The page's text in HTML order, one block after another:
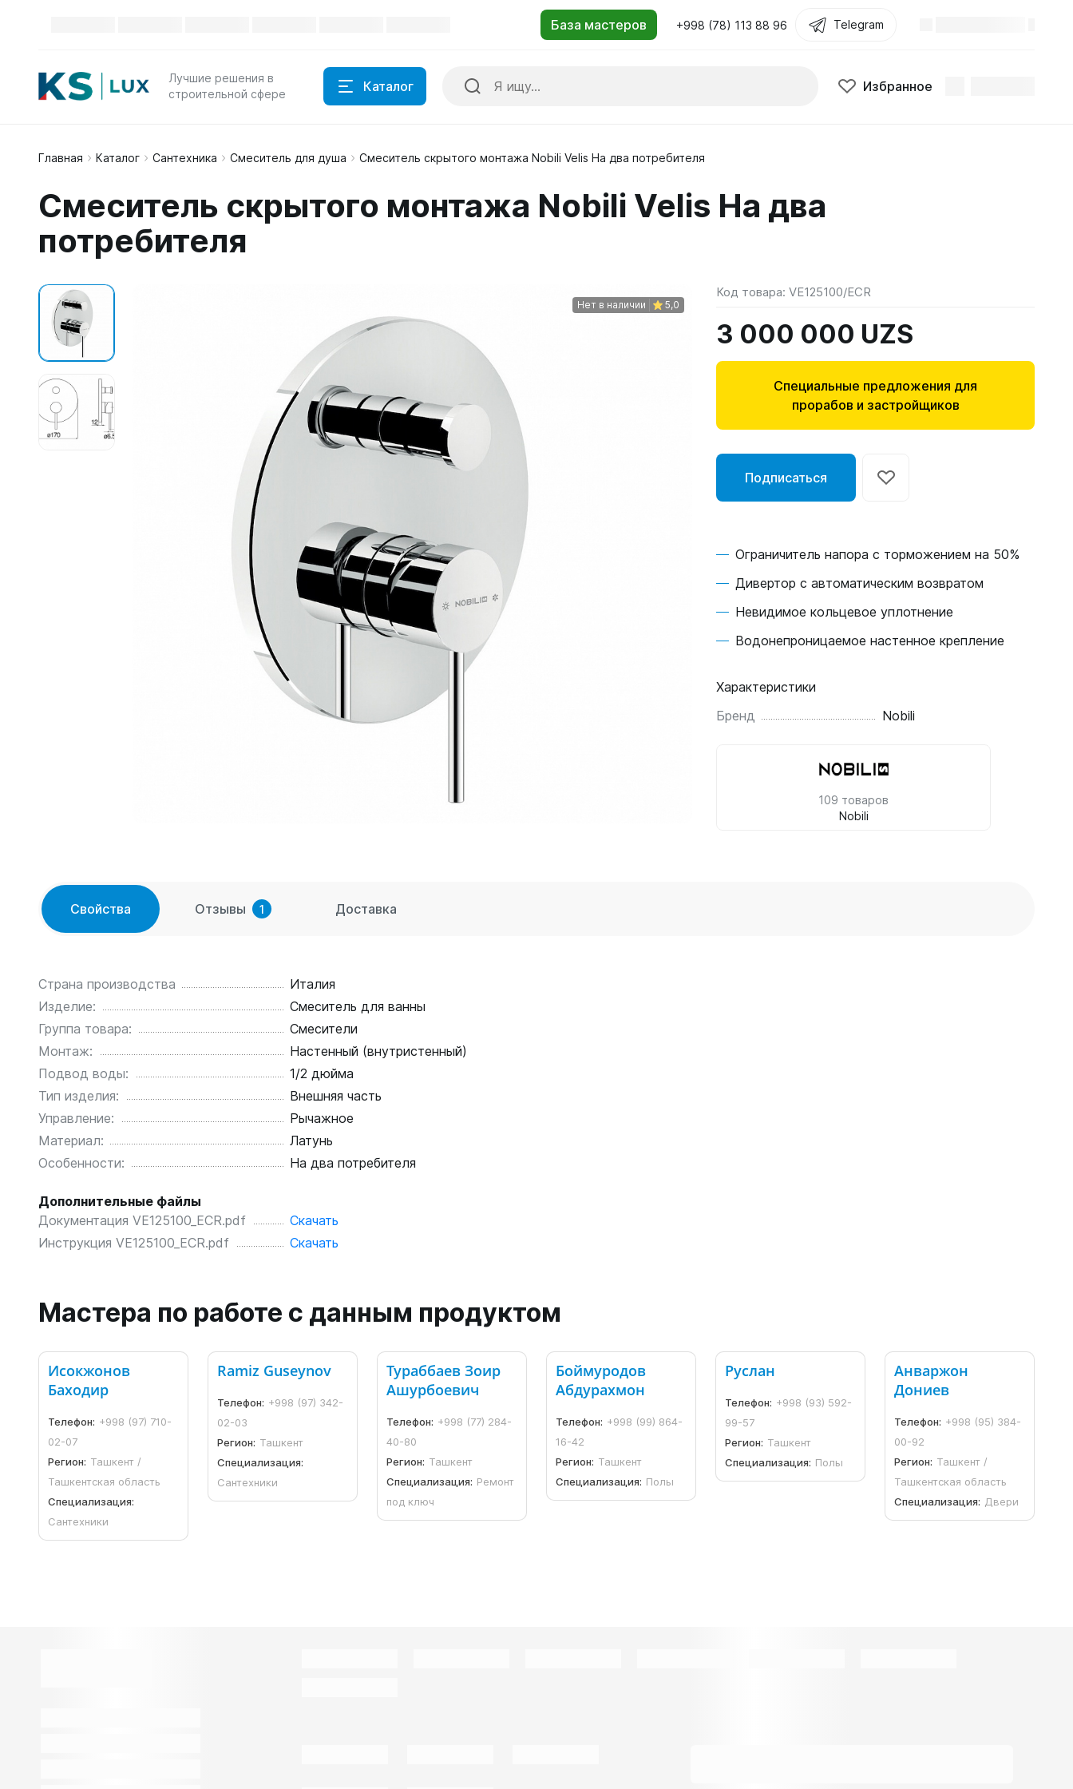
+998 (78) 113 88 96 Telegram
Лучшие решения в
строительной сфере
Каталог Избранное
Главная Каталог Сантехника Смеситель для душа Смеситель скрытого монтажа Nobili Velis На два потребителя
Смеситель скрытого монтажа Nobili Velis На два
потребителя
Нет в наличии 5,0
Код товара:VE125100/ECR
3 000 000 UZS
Специальные предложения для
прорабов и застройщиков
Подписаться
Ограничитель напора с торможением на 50%
Дивертор с автоматическим возвратом
Невидимое кольцевое уплотнение
Водонепроницаемое настенное крепление
Характеристики
Бренд
Nobili
109 товаров
Nobili
Свойства Отзывы 1 Доставка
Страна производства
Италия
Изделие:
Смеситель для ванны
Группа товара:
Смесители
Монтаж:
Настенный (внутристенный)
Подвод воды:
1/2 дюйма
Тип изделия:
Внешняя часть
Управление:
Рычажное
Материал:
Латунь
Особенности:
На два потребителя
Дополнительные файлы
Документация VE125100_ECR.pdf
Скачать
Инструкция VE125100_ECR.pdf
Скачать
Мастера по работе с данным продуктом
Исокжонов
Баходир
Телефон: +998 (97) 710-
02-07
Регион: Ташкент /
Ташкентская область
Специализация:
Сантехники
Ramiz Guseynov
Телефон: +998 (97) 342-
02-03
Регион: Ташкент
Специализация:
Сантехники
Тураббаев Зоир
Ашурбоевич
Телефон: +998 (77) 284-
40-80
Регион: Ташкент
Специализация: Ремонт
под ключ
Боймуродов
Абдурахмон
Телефон: +998 (99) 864-
16-42
Регион: Ташкент
Специализация: Полы
Руслан
Телефон: +998 (93) 592-
99-57
Регион: Ташкент
Специализация: Полы
Анваржон
Дониев
Телефон: +998 (95) 384-
00-92
Регион: Ташкент /
Ташкентская область
Специализация: Двери